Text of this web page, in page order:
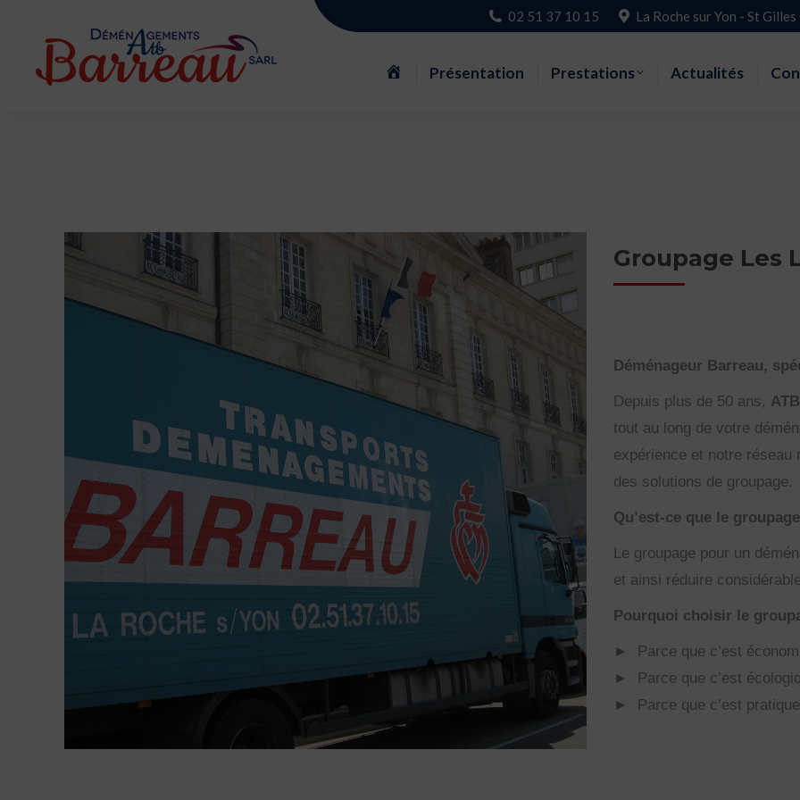
02 51 37 10 15 La Roche sur Yon - St
Accueil
Présentation Prestations Actualités
Groupage Les
Déménageur Barreau,
Depuis plus de 50 ans,
tout au long de votre
expérience et notre réseau
des solutions de groupage.
Qu’est-ce que le
Le groupage pour un
et ainsi réduire
Pourquoi choisir le
► Parce que c’est
► Parce que c’est
► Parce que c’est pratique